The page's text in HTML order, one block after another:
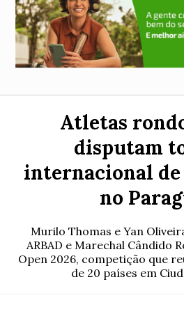
Atletas
disputam
internacional
no
Murilo Thomas e Yan
ARBAD e Marechal Cândido
Open 2026, competição que
de 20 países em